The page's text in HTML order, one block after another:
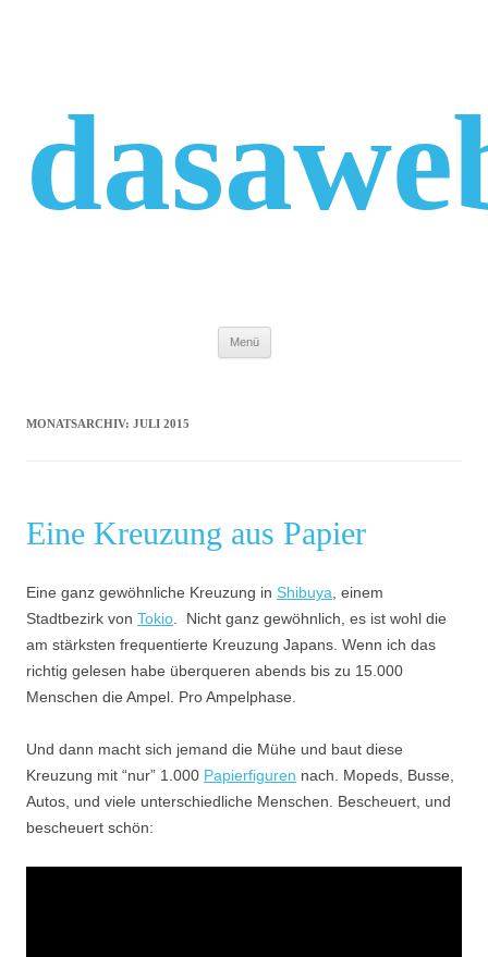
Menü
MONATSARCHIV: JULI 2015
Eine Kreuzung aus Papier
Eine ganz gewöhnliche Kreuzung in Shibuya , einem
Stadtbezirk von Tokio . Nicht ganz gewöhnlich, es ist wohl die
am stärksten frequentierte Kreuzung Japans. Wenn ich das
richtig gelesen habe überqueren abends bis zu 15.000
Menschen die Ampel. Pro Ampelphase.
Und dann macht sich jemand die Mühe und baut diese
Kreuzung mit “nur” 1.000 Papierfiguren nach. Mopeds, Busse,
Autos, und viele unterschiedliche Menschen. Bescheuert, und
bescheuert schön: